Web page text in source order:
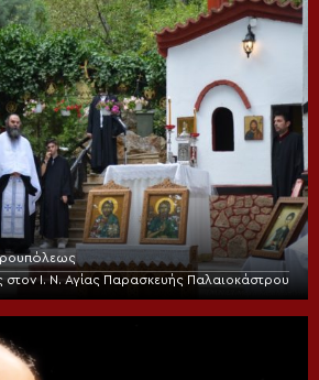
Ι. Ν. Αγίας Παρασκευής Παλαιοκάστρου